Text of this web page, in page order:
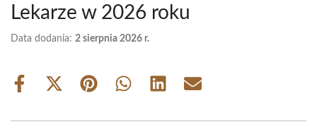
Lekarze w 2026 roku
Data dodania: 2 sierpnia 2026 r.
Share
Share
(Twitter)
Share Share Share Share